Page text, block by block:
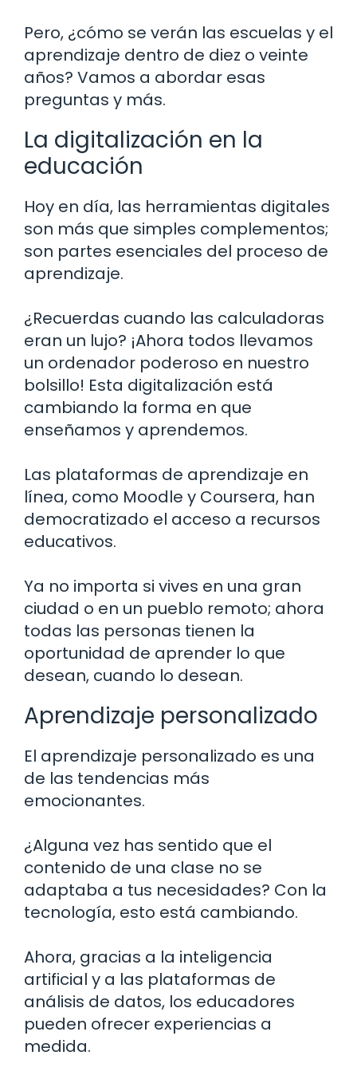
Pero, ¿cómo se verán las escuelas y el
aprendizaje dentro de diez o veinte
años? Vamos a abordar esas
preguntas y más.
La digitalización en la
educación
Hoy en día, las herramientas digitales
son más que simples complementos;
son partes esenciales del proceso de
aprendizaje.
¿Recuerdas cuando las calculadoras
eran un lujo? ¡Ahora todos llevamos
un ordenador poderoso en nuestro
bolsillo! Esta digitalización está
cambiando la forma en que
enseñamos y aprendemos.
Las plataformas de aprendizaje en
línea, como Moodle y Coursera, han
democratizado el acceso a recursos
educativos.
Ya no importa si vives en una gran
ciudad o en un pueblo remoto; ahora
todas las personas tienen la
oportunidad de aprender lo que
desean, cuando lo desean.
Aprendizaje personalizado
El aprendizaje personalizado es una
de las tendencias más
emocionantes.
¿Alguna vez has sentido que el
contenido de una clase no se
adaptaba a tus necesidades? Con la
tecnología, esto está cambiando.
Ahora, gracias a la inteligencia
artificial y a las plataformas de
análisis de datos, los educadores
pueden ofrecer experiencias a
medida.